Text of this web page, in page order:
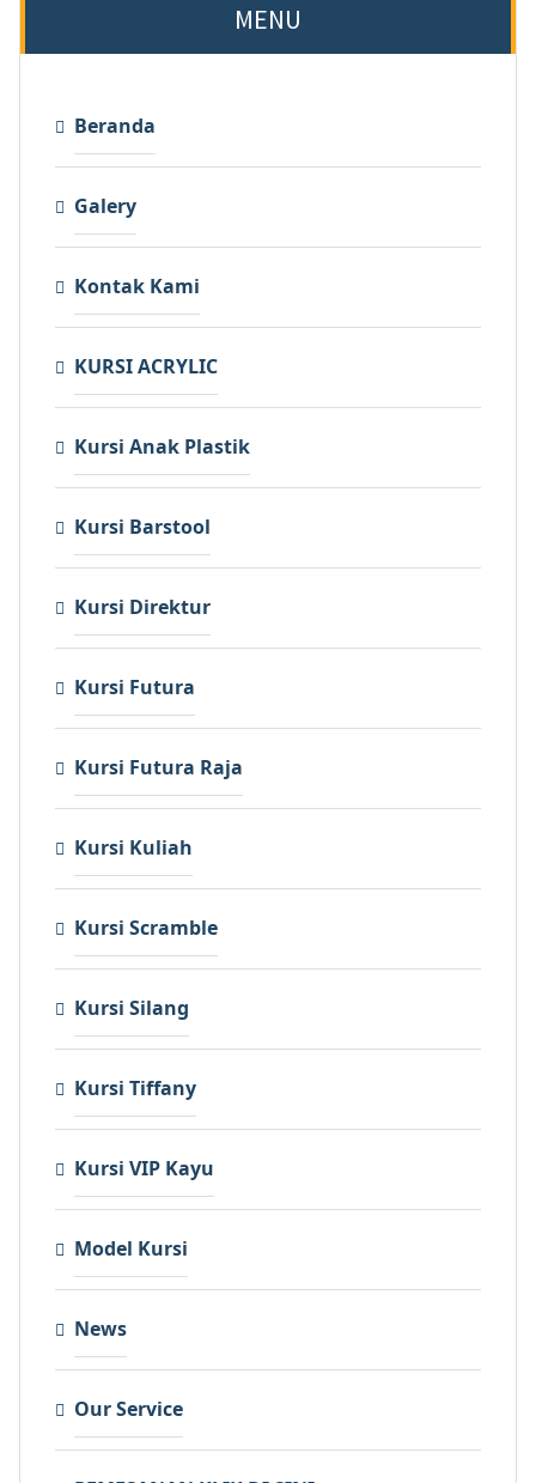
MENU
Beranda
Galery
Kontak Kami
KURSI ACRYLIC
Kursi Anak Plastik
Kursi Barstool
Kursi Direktur
Kursi Futura
Kursi Futura Raja
Kursi Kuliah
Kursi Scramble
Kursi Silang
Kursi Tiffany
Kursi VIP Kayu
Model Kursi
News
Our Service